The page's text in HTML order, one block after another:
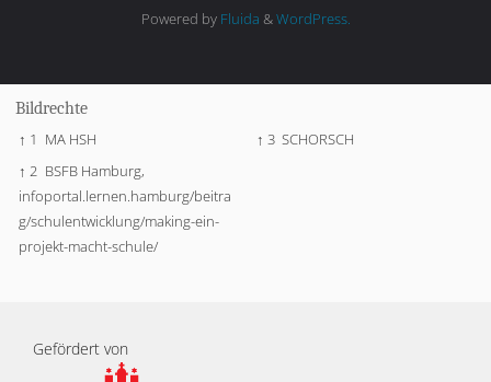
Powered byFluida &WordPress.
Bildrechte
↑ 1 MA HSH
↑ 2 BSFB Hamburg,
infoportal.lernen.hamburg/beitra
g/schulentwicklung/making-ein-
projekt-macht-schule/
↑ 3 SCHORSCH
Gefördert von